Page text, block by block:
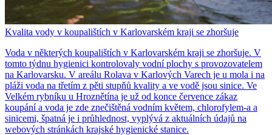
Kvalita vody v koupalištích v Karlovarském kraji se zhoršuje
Voda v některých koupalištích v Karlovarském kraji se zhoršuje. V
tomto týdnu hygienici kontrolovaly vodní plochy s provozovatelem
na Karlovarsku. V areálu Rolava v Karlových Varech je u mola i na
pláži voda na třetím z pěti stupňů kvality a ve vodě jsou sinice. Ve
Velkém rybníku u Hroznětína je už od konce července zákaz
koupání a voda je zde znečištěná vodním květem, chlorofylem-a a
sinicemi, špatná je i průhlednost, vyplývá z aktuálních údajů na
webových stránkách krajské hygienické stanice.